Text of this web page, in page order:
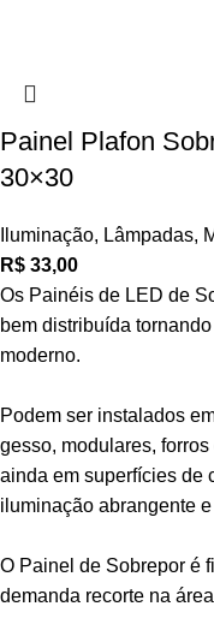
Painel Plafon
30×30
Iluminação, Lâmpadas,
R$ 33,00
Os Painéis de LED de
bem distribuída
moderno.
Podem ser instalados
gesso, modulares,
ainda em superfícies de
iluminação abrangente
O Painel de Sobrepor é
demanda recorte na